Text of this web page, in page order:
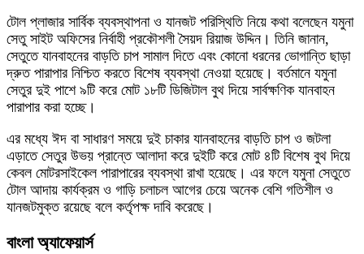
টোল প্লাজার সার্বিক ব্যবস্থাপনা ও যানজট পরিস্থিতি নিয়ে কথা বলেছেন যমুনা
সেতু সাইট অফিসের নির্বাহী প্রকৌশলী সৈয়দ রিয়াজ উদ্দিন। তিনি জানান,
সেতুতে যানবাহনের বাড়তি চাপ সামাল দিতে এবং কোনো ধরনের ভোগান্তি ছাড়া
দ্রুত পারাপার নিশ্চিত করতে বিশেষ ব্যবস্থা নেওয়া হয়েছে। বর্তমানে যমুনা
সেতুর দুই পাশে ৯টি করে মোট ১৮টি ডিজিটাল বুথ দিয়ে সার্বক্ষণিক যানবাহন
পারাপার করা হচ্ছে।
এর মধ্যে ঈদ বা সাধারণ সময়ে দুই চাকার যানবাহনের বাড়তি চাপ ও জটলা
এড়াতে সেতুর উভয় প্রান্তে আলাদা করে দুইটি করে মোট ৪টি বিশেষ বুথ দিয়ে
কেবল মোটরসাইকেল পারাপারের ব্যবস্থা রাখা হয়েছে। এর ফলে যমুনা সেতুতে
টোল আদায় কার্যক্রম ও গাড়ি চলাচল আগের চেয়ে অনেক বেশি গতিশীল ও
যানজটমুক্ত রয়েছে বলে কর্তৃপক্ষ দাবি করেছে।
বাংলা অ্যাফেয়ার্স